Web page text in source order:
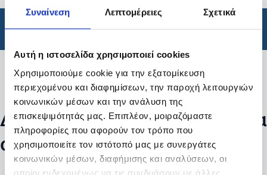
Συναίνεση Λεπτομέρειες Σχετικά
Αυτή η ιστοσελίδα χρησιμοποιεί cookies
Χρησιμοποιούμε cookie για την εξατομίκευση
περιεχομένου και διαφημίσεων, την παροχή λειτουργιών
κοινωνικών μέσων και την ανάλυση της
επισκεψιμότητάς μας. Επιπλέον, μοιραζόμαστε
πληροφορίες που αφορούν τον τρόπο που
χρησιμοποιείτε τον ιστότοπό μας με συνεργάτες
κοινωνικών μέσων, διαφήμισης και αναλύσεων, οι
οποίοι ενδεχομένως να τις συνδυάσουν με άλλες
Φάρμακα
Φίλτρα
Δεν βρέθηκαν προϊόντα με τα
συγκεκριμένα φίλτρα